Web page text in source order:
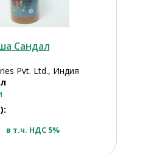
Сандал
Pvt. Ltd., Индия
в т.ч. НДС 5%